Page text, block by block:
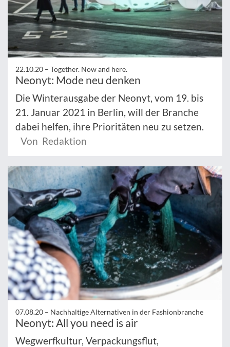
22.10.20 – Together. Now and here.
Neonyt: Mode neu denken
Die Winterausgabe der Neonyt, vom 19. bis
21. Januar 2021 in Berlin, will der Branche
dabei helfen, ihre Prioritäten neu zu setzen.
Von Redaktion
07.08.20 – Nachhaltige Alternativen in der Fashionbranche
Neonyt: All you need is air
Wegwerfkultur, Verpackungsflut,